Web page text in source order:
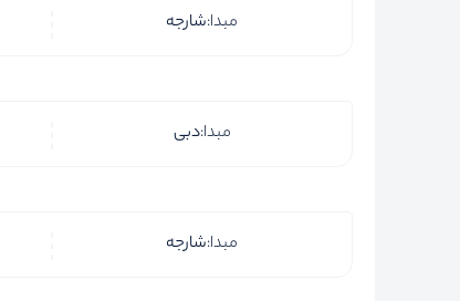
مبدا:شارجه
مبدا:دبی
مبدا:شارجه